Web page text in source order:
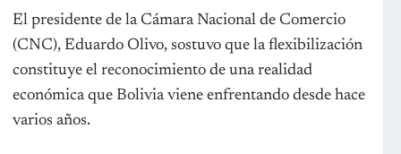
El presidente de la Cámara Nacional de Comercio
(CNC), Eduardo Olivo, sostuvo que la flexibilización
constituye el reconocimiento de una realidad
económica que Bolivia viene enfrentando desde hace
varios años.